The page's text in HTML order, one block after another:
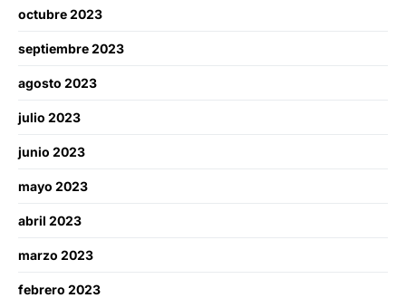
octubre 2023
septiembre 2023
agosto 2023
julio 2023
junio 2023
mayo 2023
abril 2023
marzo 2023
febrero 2023